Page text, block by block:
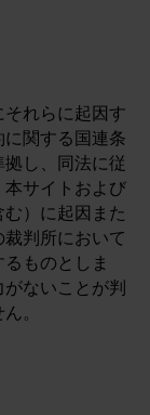
れらに起因す
関する国連条
し、同法に従
サイトおよび
）に起因また
判所において
ものとしま
ないことが判
。